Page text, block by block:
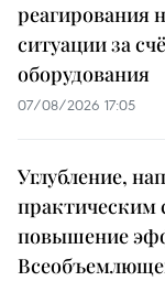
реагирования
ситуации за
оборудования
07/08/2026 17:05
Углубление,
практическим
повышение